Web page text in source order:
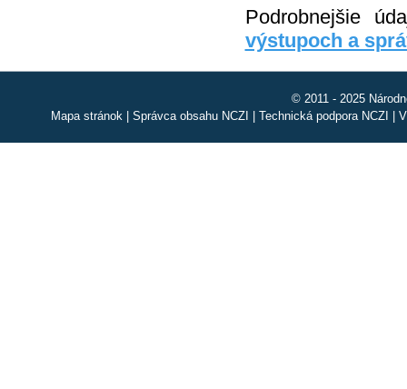
Podrobnejšie
výstupoch a
© 2011 - 2025
Mapa stránok| Správca obsahu NCZI Technická podpora NCZI